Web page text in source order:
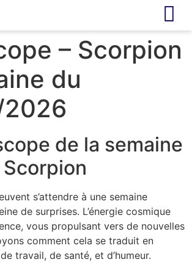
– Scorpion
du
de la semaine
s’attendre à une semaine
de surprises. L’énergie cosmique
vous propulsant vers de nouvelles
comment cela se traduit en
travail, de santé, et d’humeur.